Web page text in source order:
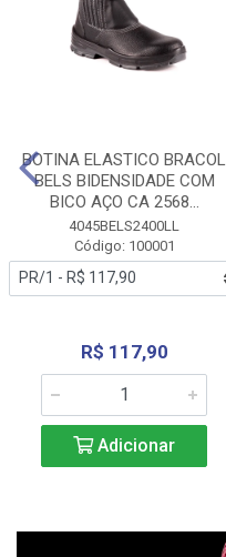
BOTINA ELASTICO BRACOL
BELS BIDENSIDADE COM
BICO AÇO CA 2568...
4045BELS2400LL
Código: 100001
R$ 117,90
Adicionar